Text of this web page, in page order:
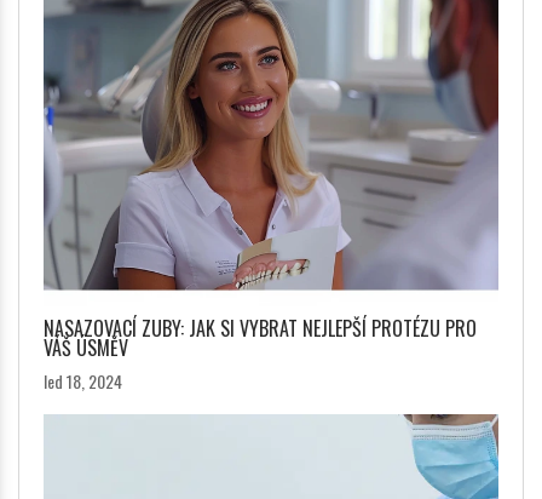
NASAZOVACÍ ZUBY: JAK SI VYBRAT NEJLEPŠÍ PROTÉZU PRO
VÁŠ ÚSMĚV
led 18, 2024